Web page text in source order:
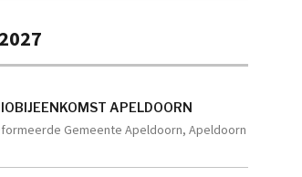
APELDOORN
Gemeente Apeldoorn, Apeldoorn